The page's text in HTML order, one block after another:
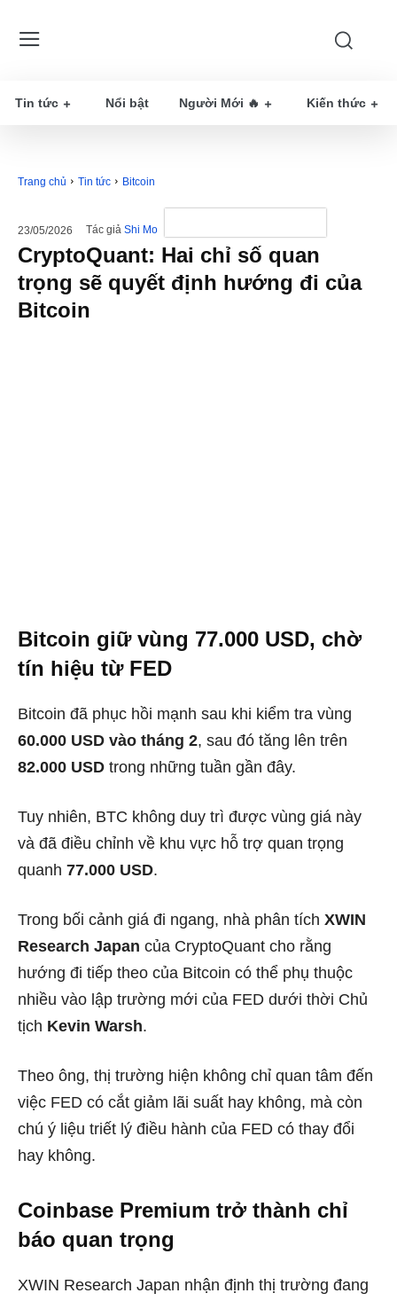
Tin tức Nổi bật Người Mới 🔥 Kiến thức
Trang chủ Tin tức Bitcoin
23/05/2026 Tác giả Shi Mo
CryptoQuant: Hai chỉ số quan
trọng sẽ quyết định hướng đi của
Bitcoin
Bitcoin giữ vùng 77.000 USD, chờ
tín hiệu từ FED
Bitcoin đã phục hồi mạnh sau khi kiểm tra vùng
60.000 USD vào tháng 2, sau đó tăng lên trên
82.000 USD trong những tuần gần đây.
Tuy nhiên, BTC không duy trì được vùng giá này
và đã điều chỉnh về khu vực hỗ trợ quan trọng
quanh 77.000 USD.
Trong bối cảnh giá đi ngang, nhà phân tích XWIN
Research Japan của CryptoQuant cho rằng
hướng đi tiếp theo của Bitcoin có thể phụ thuộc
nhiều vào lập trường mới của FED dưới thời Chủ
tịch Kevin Warsh.
Theo ông, thị trường hiện không chỉ quan tâm đến
việc FED có cắt giảm lãi suất hay không, mà còn
chú ý liệu triết lý điều hành của FED có thay đổi
hay không.
Coinbase Premium trở thành chỉ
báo quan trọng
XWIN Research Japan nhận định thị trường đang